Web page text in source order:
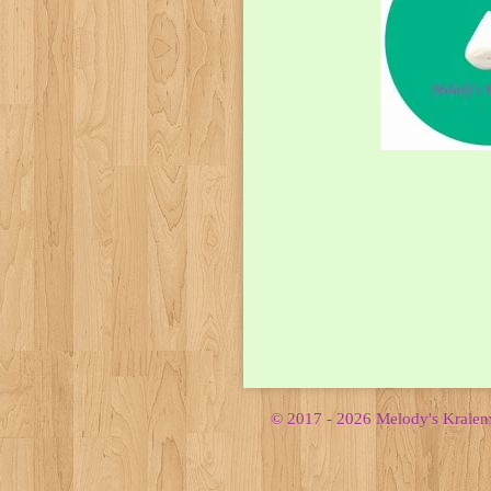
© 2017 - 2026 Melody's